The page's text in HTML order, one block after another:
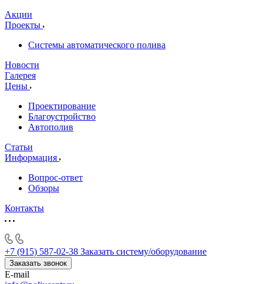
Акции
Проекты
Системы автоматического полива
Новости
Галерея
Цены
Проектирование
Благоустройство
Автополив
Статьи
Информация
Вопрос-ответ
Обзоры
Контакты
+7 (915) 587-02-38 Заказать систему/оборудование
Заказать звонок
E-mail